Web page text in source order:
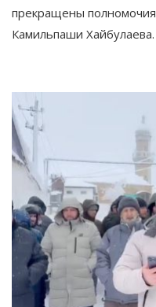
прекращены
Камильпаши Хайбулаева.